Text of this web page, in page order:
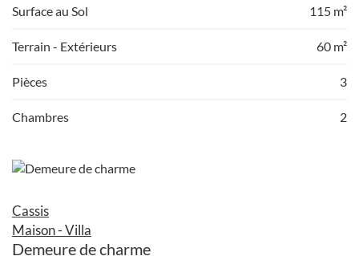
Surface au Sol 115 m²
Terrain - Extérieurs 60 m²
Pièces 3
Chambres 2
Cassis
Maison - Villa
Demeure de charme